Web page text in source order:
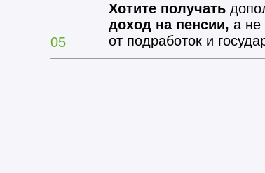
05
Хотите получать
доход на пенсии, а не
от подработок и